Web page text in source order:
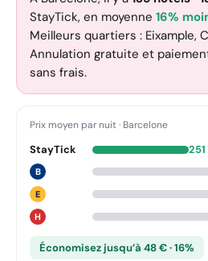
StayTick, en moyenne 16%
Meilleurs quartiers : Eixample,
Annulation gratuite et
sans frais.
Prix moyen par nuit· Barcelone
StayTick 251
B
E
H
Économisez jusqu’à 48 € · 16%